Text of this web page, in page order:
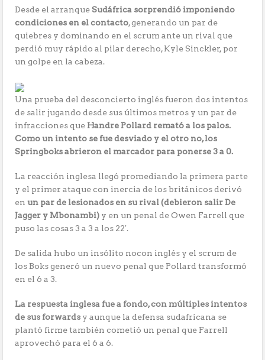
Desde el arranqueSudáfrica sorprendió imponiendo
condiciones en el contacto, generando un par de
quiebres y dominando en el scrum ante un rival que
perdió muy rápido al pilar derecho, Kyle Sinckler, por
un golpe en la cabeza.
Una prueba del desconcierto inglés fueron dos intentos
de salir jugando desde sus últimos metros y un par de
infracciones que Handre Pollard remató a los palos.
Como un intento se fue desviado y el otro no, los
Springboks abrieron el marcador para ponerse 3 a 0.
La reacción inglesa llegó promediando la primera parte
y el primer ataque con inercia de los británicos derivó
enun par de lesionados en su rival (debieron salir De
Jagger y Mbonambi) y en un penal de Owen Farrell que
puso las cosas 3 a 3 a los 22′.
De salida hubo un insólito nocon inglés y el scrum de
los Boks generó un nuevo penal que Pollard transformó
en el 6 a 3.
La respuesta inglesa fue a fondo, con múltiples intentos
de sus forwards y aunque la defensa sudafricana se
plantó firme también cometió un penal que Farrell
aprovechó para el 6 a 6.